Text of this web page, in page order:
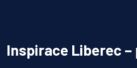
Inspirace Liberec